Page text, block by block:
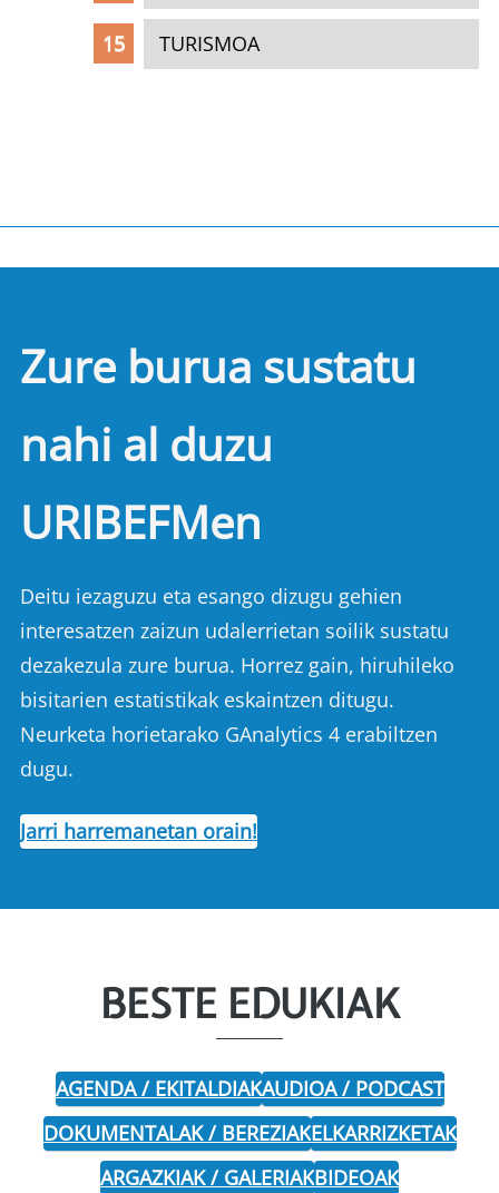
TURISMOA
Zure burua sustatu
nahi al duzu
URIBEFMen
Deitu iezaguzu eta esango dizugu gehien
interesatzen zaizun udalerrietan soilik sustatu
dezakezula zure burua. Horrez gain, hiruhileko
bisitarien estatistikak eskaintzen ditugu.
Neurketa horietarako GAnalytics 4 erabiltzen
dugu.
Jarri harremanetan orain!
BESTE EDUKIAK
AGENDA / EKITALDIAKAUDIOA / PODCAST
DOKUMENTALAK / BEREZIAKELKARRIZKETAK
ARGAZKIAK / GALERIAKBIDEOAK